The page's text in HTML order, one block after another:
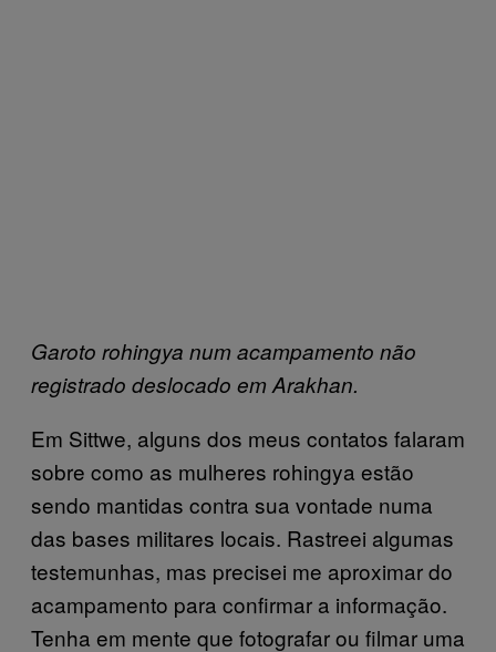
Garoto rohingya num acampamento não
registrado deslocado em Arakhan.
Em Sittwe, alguns dos meus contatos falaram
sobre como as mulheres rohingya estão
sendo mantidas contra sua vontade numa
das bases militares locais. Rastreei algumas
testemunhas, mas precisei me aproximar do
acampamento para confirmar a informação.
Tenha em mente que fotografar ou filmar uma